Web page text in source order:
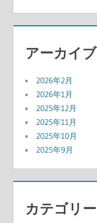
アーカイブ
2026年2月
2026年1月
2025年12月
2025年11月
2025年10月
2025年9月
カテゴリー